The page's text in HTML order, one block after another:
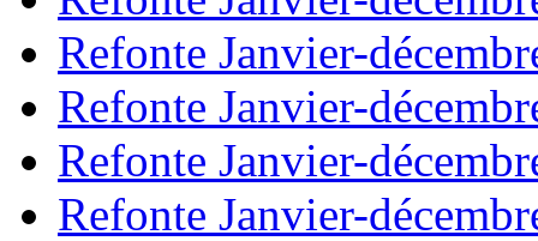
Refonte Janvier-
Refonte Janvier-
Refonte Janvier-
Refonte Janvier-